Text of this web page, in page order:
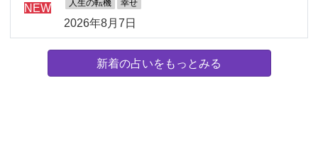
NEW 人生の転機 幸せ
2026年8月7日
新着の占いをもっとみる